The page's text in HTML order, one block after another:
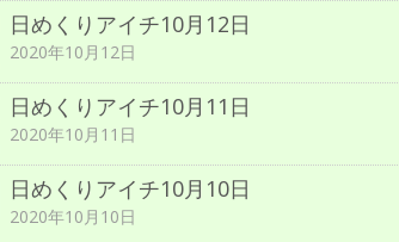
日めくりアイチ10月12日
2020年10月12日
日めくりアイチ10月11日
2020年10月11日
日めくりアイチ10月10日
2020年10月10日